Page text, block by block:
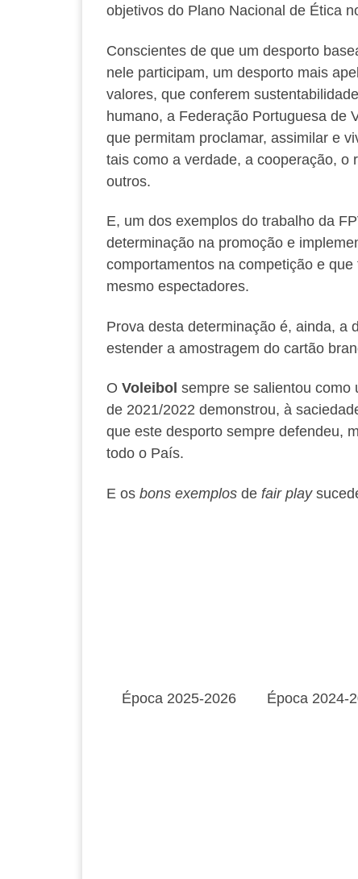
objetivos do Plano Nacional de Ética
Conscientes de que um desporto
nele participam, um desporto mais
valores, que conferem
humano, a Federação Portuguesa de
que permitam proclamar, assimilar e
tais como a verdade, a cooperação, o
outros.
E, um dos exemplos do trabalho da
determinação na promoção e
comportamentos na competição e
mesmo espectadores.
Prova desta determinação é, ainda, a
estender a amostragem do cartão
O Voleibol sempre se salientou como
de 2021/2022 demonstrou, à
que este desporto sempre defendeu,
todo o País.
E os bons exemplos de fair play
Época 2025-2026 Época 2024-